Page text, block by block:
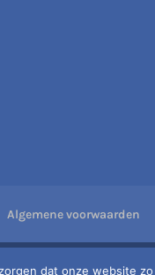
Algemene voorwaarden
Kvk 73332194
dat onze website